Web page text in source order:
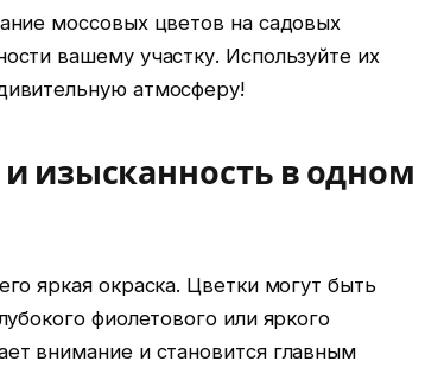
моссовых цветов на садовых
вашему участку. Используйте их
атмосферу!
изысканность в одном
яркая окраска. Цветки могут быть
фиолетового или яркого
внимание и становится главным